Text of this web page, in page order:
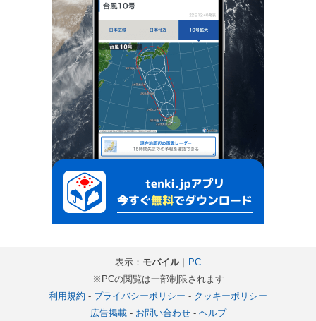
表示： モバイル｜ PC
※PCの閲覧は一部制限されます
利用規約 - プライバシーポリシー - クッキーポリシー
広告掲載- お問い合わせ- ヘルプ